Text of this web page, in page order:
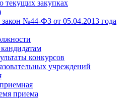
текущих закупках
№44-ФЗ от 05.04.2013 года
конкурсов
учреждений
приема